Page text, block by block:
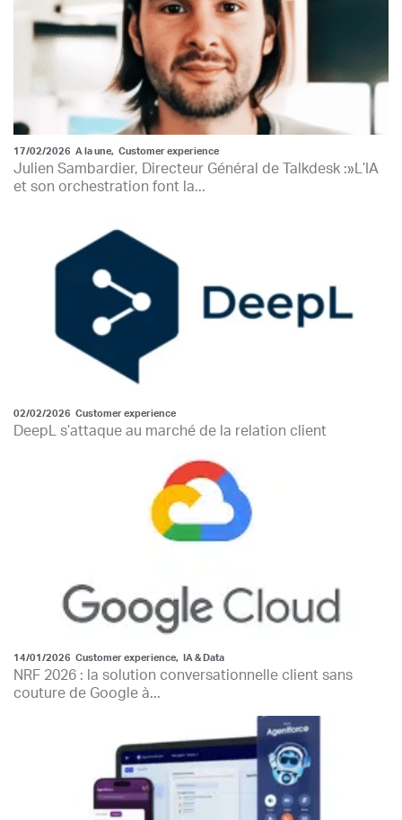
17/02/2026 A la une, Customer experience
Julien Sambardier, Directeur Général de Talkdesk :»L’IA
et son orchestration font la...
02/02/2026 Customer experience
DeepL s’attaque au marché de la relation client
14/01/2026 Customer experience, IA & Data
NRF 2026 : la solution conversationnelle client sans
couture de Google à...